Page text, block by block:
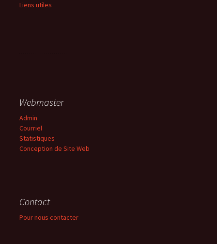
Liens utiles
Webmaster
Admin
Courriel
Statistiques
Conception de Site Web
Contact
Pour nous contacter